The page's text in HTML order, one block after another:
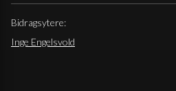
Bidragsytere:
Inge Engelsvold